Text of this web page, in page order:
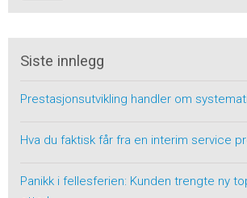
Siste innlegg
Prestasjonsutvikling handler om
Hva du faktisk får fra en interim service
Panikk i fellesferien: Kunden trengte ny